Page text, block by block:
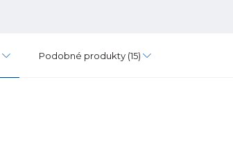
Podobné produkty (15)